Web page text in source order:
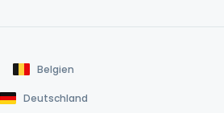
Belgien
Deutschland